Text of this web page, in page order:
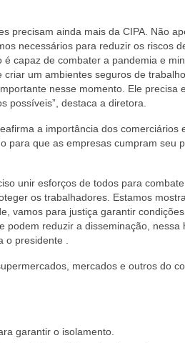
precisam ainda mais da CIPA. Não
necessários para reduzir os riscos
capaz de combater a pandemia e
um ambientes seguros de
nesse momento. Ele precisa
possíveis”, destaca a diretora.
a importância dos comerciários
para que as empresas cumpram seu
unir esforços de todos para
os trabalhadores. Estamos
vamos para justiça garantir
podem reduzir a disseminação, nessa
o presidente .
mercados e outros do
garantir o isolamento.